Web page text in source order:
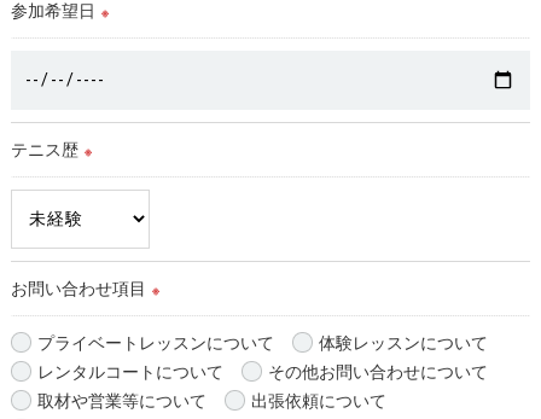
参加希望日 ※
テニス歴 ※
お問い合わせ項目 ※
プライベートレッスンについて
体験レッスンについて
レンタルコートについて
その他お問い合わせについて
取材や営業等について
出張依頼について